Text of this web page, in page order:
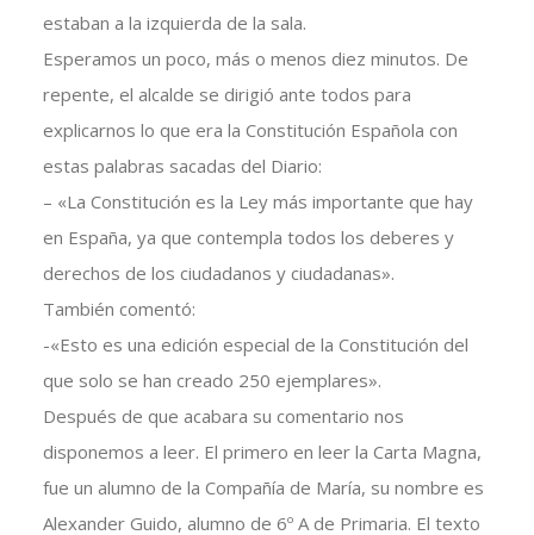
estaban a la izquierda de la sala.
Esperamos un poco, más o menos diez minutos. De
repente, el alcalde se dirigió ante todos para
explicarnos lo que era la Constitución Española con
estas palabras sacadas del Diario:
– «La Constitución es la Ley más importante que hay
en España, ya que contempla todos los deberes y
derechos de los ciudadanos y ciudadanas».
También comentó:
-«Esto es una edición especial de la Constitución del
que solo se han creado 250 ejemplares».
Después de que acabara su comentario nos
disponemos a leer. El primero en leer la Carta Magna,
fue un alumno de la Compañía de María, su nombre es
Alexander Guido, alumno de 6º A de Primaria. El texto